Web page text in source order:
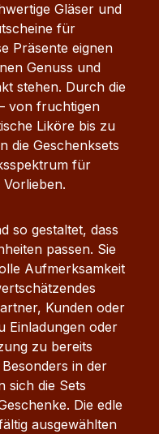
Gläser und
für
Präsente eignen
Genuss und
stehen. Durch die
von fruchtigen
Liköre bis zu
die Geschenksets
für
so gestaltet, dass
passen. Sie
Aufmerksamkeit
Kunden oder
Einladungen oder
zu bereits
in der
sich die Sets
Die edle
ausgewählten